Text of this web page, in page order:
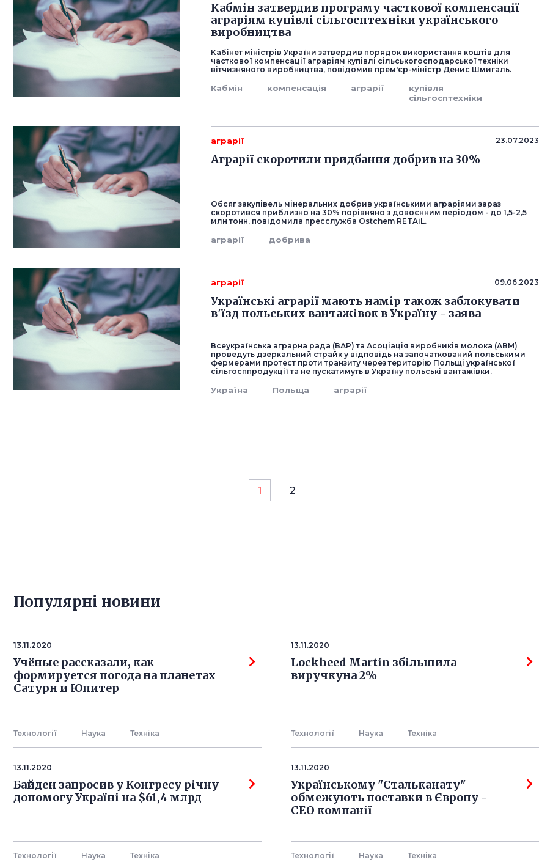
Кабмін затвердив програму часткової компенсації
аграріям купівлі сільгосптехніки українського
виробництва
Кабінет міністрів України затвердив порядок використання коштів для
часткової компенсації аграріям купівлі сільськогосподарської техніки
вітчизняного виробництва, повідомив прем'єр-міністр Денис Шмигаль.
Кабмін компенсація аграрії
купівля
сільгосптехніки
аграрії 23.07.2023
Аграрії скоротили придбання добрив на 30%
Обсяг закупівель мінеральних добрив українськими аграріями зараз
скоротився приблизно на 30% порівняно з довоєнним періодом - до 1,5-2,5
млн тонн, повідомила пресслужба Ostchem RETAiL.
аграрії добрива
аграрії 09.06.2023
Українські аграрії мають намір також заблокувати
в'їзд польських вантажівок в Україну - заява
Всеукраїнська аграрна рада (ВАР) та Асоціація виробників молока (АВМ)
проведуть дзеркальний страйк у відповідь на започаткований польськими
фермерами протест проти транзиту через територію Польщі української
сільгосппродукції та не пускатимуть в Україну польські вантажівки.
Україна Польща аграрії
1 2
Популярнi новини
13.11.2020
Учёные рассказали, как
формируется погода на планетах
Сатурн и Юпитер
Технології Наука Технiка
13.11.2020
Lockheed Martin збільшила
виручкуна 2%
Технології Наука Технiка
13.11.2020
Байден запросив у Конгресу річну
допомогу Україні на $61,4 млрд
Технології Наука Технiка
13.11.2020
Українському "Стальканату"
обмежують поставки в Європу -
СЕО компанії
Технології Наука Технiка